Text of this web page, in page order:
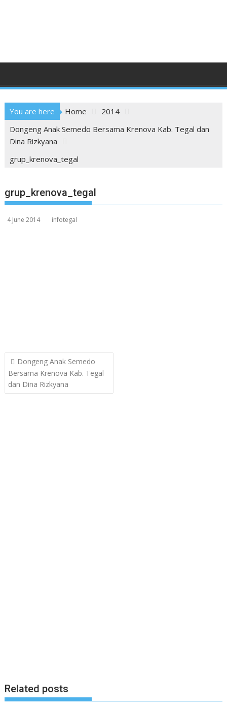
You are here Home
2014
Dongeng Anak Semedo Bersama Krenova Kab. Tegal dan
Dina Rizkyana
grup_krenova_tegal
grup_krenova_tegal
4 June 2014 infotegal
Post
navigation
Dongeng Anak Semedo
Bersama Krenova Kab. Tegal
dan Dina Rizkyana
Related posts